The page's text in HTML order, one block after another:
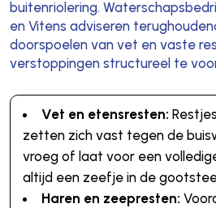
buitenriolering.
en Vitens adviseren
doorspoelen van vet en vaste
verstoppingen structureel te
Vet en etensresten:
zetten zich vast tegen de
vroeg of laat voor een
altijd een zeefje in de
Haren en zeepresten: